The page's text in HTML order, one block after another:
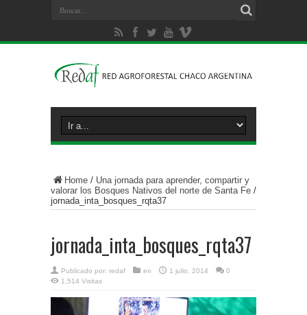
Home / Una jornada para aprender, compartir y
valorar los Bosques Nativos del norte de Santa Fe /
jornada_inta_bosques_rqta37
jornada_inta_bosques_rqta37
Publicado por: redaf en 1 julio, 2014
0
1,514 Visitas